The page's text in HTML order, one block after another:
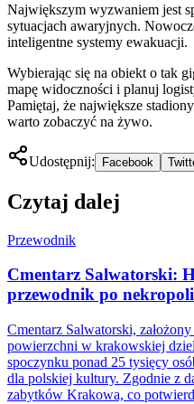
Największym wyzwaniem jest
sytuacjach awaryjnych.
inteligentne systemy ewakuacji.
Wybierając się na obiekt o tak
mapę widoczności i planuj
Pamiętaj, że największe
warto zobaczyć na żywo.
Udostępnij: Facebook
Czytaj dalej
Przewodnik
Cmentarz Salwatorski:
przewodnik po
Cmentarz Salwatorski,
powierzchni w krakowskiej
spoczynku ponad 25 tysięcy
dla polskiej kultury. Zgodnie z
zabytków Krakowa, co